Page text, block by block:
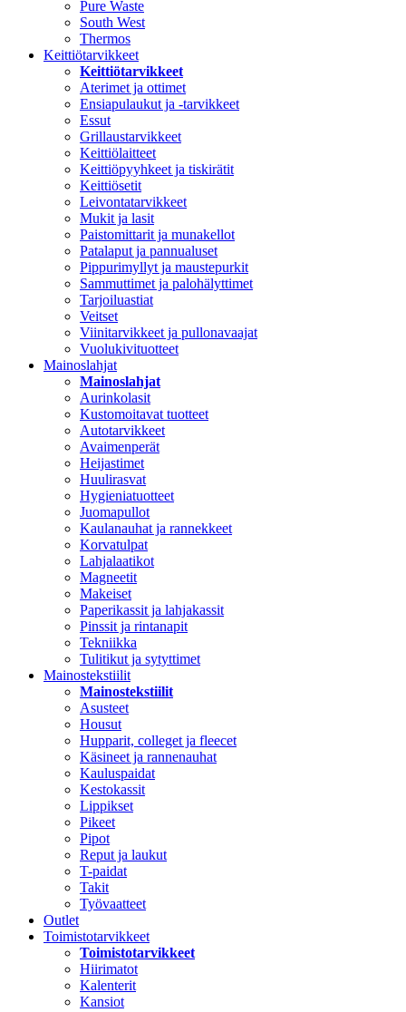
Pure Waste
South West
Thermos
Keittiötarvikkeet
Keittiötarvikkeet
Aterimet ja ottimet
Ensiapulaukut ja -tarvikkeet
Essut
Grillaustarvikkeet
Keittiölaitteet
Keittiöpyyhkeet ja tiskirätit
Keittiösetit
Leivontatarvikkeet
Mukit ja lasit
Paistomittarit ja munakellot
Patalaput ja pannualuset
Pippurimyllyt ja maustepurkit
Sammuttimet ja palohälyttimet
Tarjoiluastiat
Veitset
Viinitarvikkeet ja pullonavaajat
Vuolukivituotteet
Mainoslahjat
Mainoslahjat
Aurinkolasit
Kustomoitavat tuotteet
Autotarvikkeet
Avaimenperät
Heijastimet
Huulirasvat
Hygieniatuotteet
Juomapullot
Kaulanauhat ja rannekkeet
Korvatulpat
Lahjalaatikot
Magneetit
Makeiset
Paperikassit ja lahjakassit
Pinssit ja rintanapit
Tekniikka
Tulitikut ja sytyttimet
Mainostekstiilit
Mainostekstiilit
Asusteet
Housut
Hupparit, colleget ja fleecet
Käsineet ja rannenauhat
Kauluspaidat
Kestokassit
Lippikset
Pikeet
Pipot
Reput ja laukut
T-paidat
Takit
Työvaatteet
Outlet
Toimistotarvikkeet
Toimistotarvikkeet
Hiirimatot
Kalenterit
Kansiot